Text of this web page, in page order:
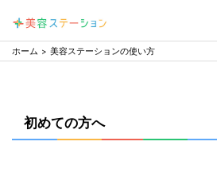
ホーム 美容ステーションの使い方
初めての方へ